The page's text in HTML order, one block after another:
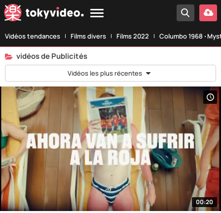
Vidéos tendances Films divers Films 2022 Columbo 1968 ‧
vidéos de Publicités
Vidéos les plus récentes
00:20